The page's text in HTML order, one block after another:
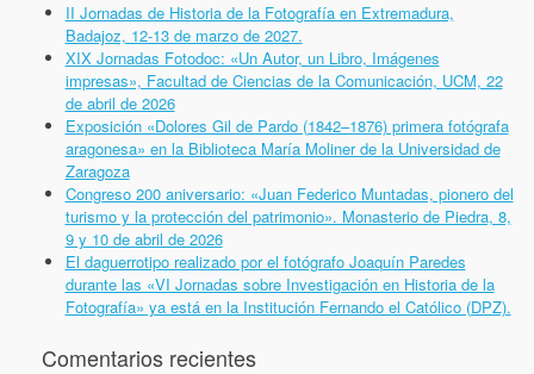
II Jornadas de Historia de la Fotografía en Extremadura,
Badajoz, 12-13 de marzo de 2027.
XIX Jornadas Fotodoc: «Un Autor, un Libro, Imágenes
impresas», Facultad de Ciencias de la Comunicación, UCM, 22
de abril de 2026
Exposición «Dolores Gil de Pardo (1842–1876) primera fotógrafa
aragonesa» en la Biblioteca María Moliner de la Universidad de
Zaragoza
Congreso 200 aniversario: «Juan Federico Muntadas, pionero del
turismo y la protección del patrimonio». Monasterio de Piedra, 8,
9 y 10 de abril de 2026
El daguerrotipo realizado por el fotógrafo Joaquín Paredes
durante las «VI Jornadas sobre Investigación en Historia de la
Fotografía» ya está en la Institución Fernando el Católico (DPZ).
Comentarios recientes